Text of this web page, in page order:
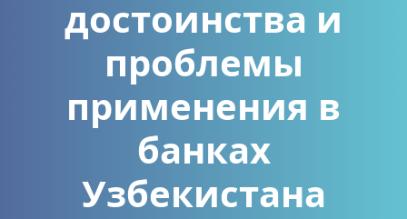
достоинства и
проблемы
применения в
банках
Узбекистана